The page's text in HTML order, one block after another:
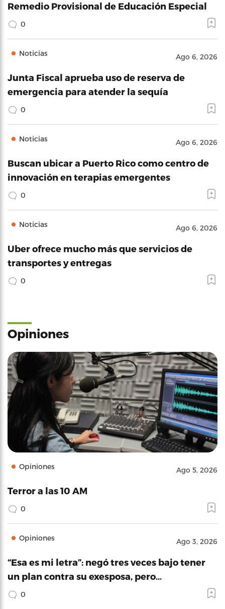
Remedio Provisional de Educación Especial
0
Noticias Ago 6, 2026
Junta Fiscal aprueba uso de reserva de
emergencia para atender la sequía
0
Noticias Ago 6, 2026
Buscan ubicar a Puerto Rico como centro de
innovación en terapias emergentes
0
Noticias Ago 6, 2026
Uber ofrece mucho más que servicios de
transportes y entregas
0
Opiniones
Opiniones Ago 5, 2026
Terror a las 10 AM
0
Opiniones Ago 3, 2026
“Esa es mi letra”: negó tres veces bajo tener
un plan contra su exesposa, pero…
0